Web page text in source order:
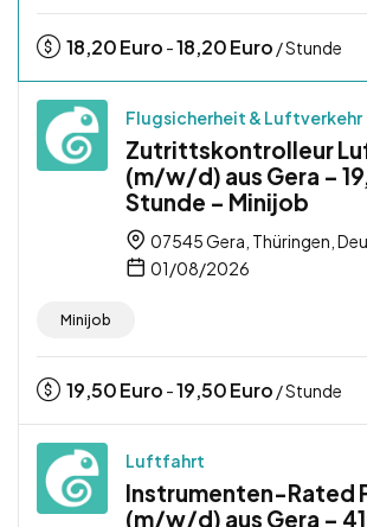
18,20Euro -18,20Euro / Stunde
Flugsicherheit & Luftverkehr
Zutrittskontrolleur
(m/w/d) aus Gera –
Stunde – Minijob
07545 Gera, Thüringen,
01/08/2026
Minijob
19,50Euro -19,50Euro / Stunde
Luftfahrt
Instrumenten-Rated
(m/w/d) aus Gera –